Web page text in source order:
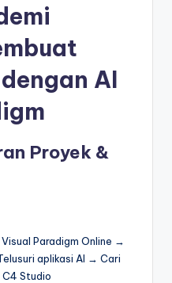
AI
Proyek &
Paradigm Online →
aplikasi AI → Cari
C4 Studio